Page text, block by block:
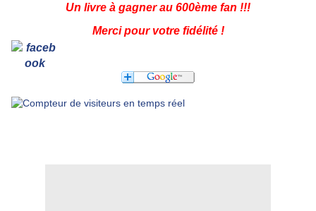
Un livre à gagner au 600ème fan !!!
Merci pour votre fidélité !